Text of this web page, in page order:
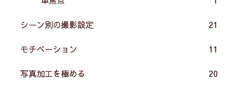
シーン別の撮影設定 21
モチベーション 11
写真加工を極める 20